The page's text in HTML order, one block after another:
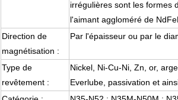
irrégulières sont les formes
l'aimant aggloméré de
Direction de
magnétisation :
Par l'épaisseur ou par le
Type de
revêtement :
Nickel, Ni-Cu-Ni, Zn, or,
Everlube, passivation et